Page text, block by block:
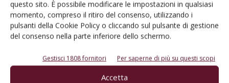
questo sito. È possibile modificare le impostazioni in qualsiasi
momento, compreso il ritiro del consenso, utilizzando i
pulsanti della Cookie Policy o cliccando sul pulsante di gestione
del consenso nella parte inferiore dello schermo.
Gestisci 1808 fornitori Per saperne di più su questi scopi
Accetta
Rimani aggiornato sul mondo